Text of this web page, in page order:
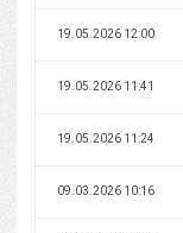
19.05.2026 12:00
19.05.2026 11:41
19.05.2026 11:24
09.03.2026 10:16